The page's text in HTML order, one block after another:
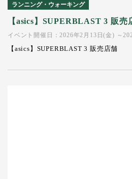
ランニング・ウォーキング
【asics】SUPERBLAST 3 販売
イベント開催日：2026年2月13日(金) ～
【asics】SUPERBLAST 3 販売店舗